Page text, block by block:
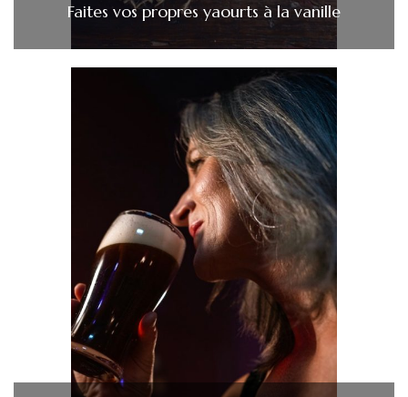
Faites vos propres yaourts à la vanille